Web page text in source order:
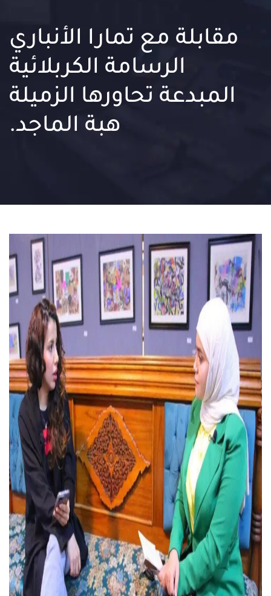
مقابلة مع تمارا الأنباري
الرسامة الكربلائية
المبدعة تحاورها الزميلة
هبة الماجد.